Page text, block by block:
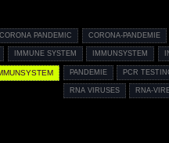
CORONA PANDEMIC CORONA-PANDEMIE
IMMUNE SYSTEM IMMUNSYSTEM
PANDEMIE PCR
RNA VIRUSES RNA-